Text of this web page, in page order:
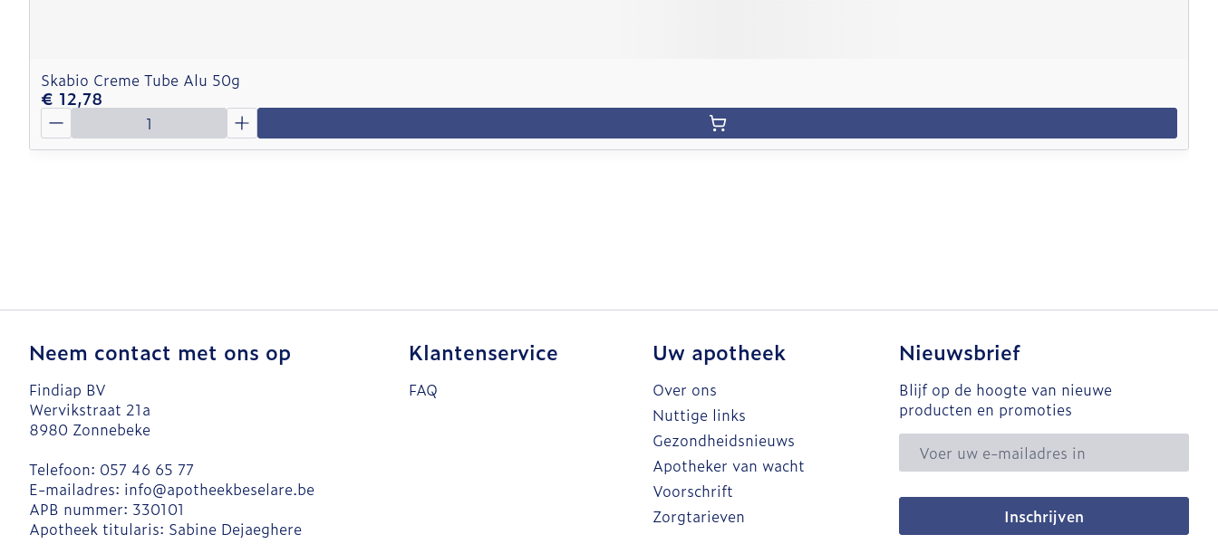
Skabio Creme Tube Alu 50g
€ 12,78
Aantal
Neem contact met ons op
Findiap BV
Wervikstraat 21a
8980 Zonnebeke
Telefoon: 057 46 65 77
E-mailadres: info@apotheekbeselare.be
APB nummer: 330101
Apotheek titularis: Sabine Dejaeghere
Klantenservice
FAQ
Uw apotheek
Over ons
Nuttige links
Gezondheidsnieuws
Apotheker van wacht
Voorschrift
Zorgtarieven
Nieuwsbrief
Blijf op de hoogte van nieuwe
producten en promoties
E-mail adres
Inschrijven